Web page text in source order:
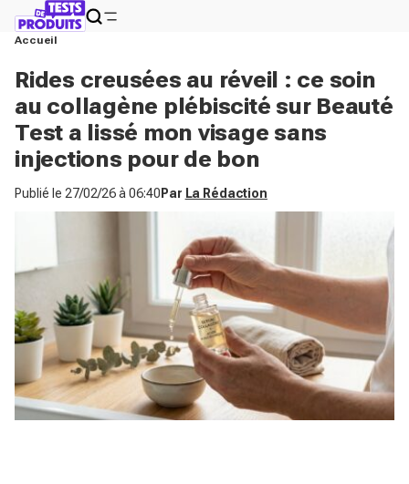
Accueil
Rides creusées au réveil : ce soin
au collagène plébiscité sur Beauté
Test a lissé mon visage sans
injections pour de bon
Publié le 27/02/26 à 06:40 Par La Rédaction